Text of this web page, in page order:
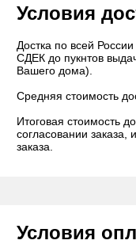
Условия
Достка по всей
СДЕК до пукнтов
Вашего дома).
Средняя стоимость
Итоговая стоимость
согласовании заказа,
заказа.
Условия